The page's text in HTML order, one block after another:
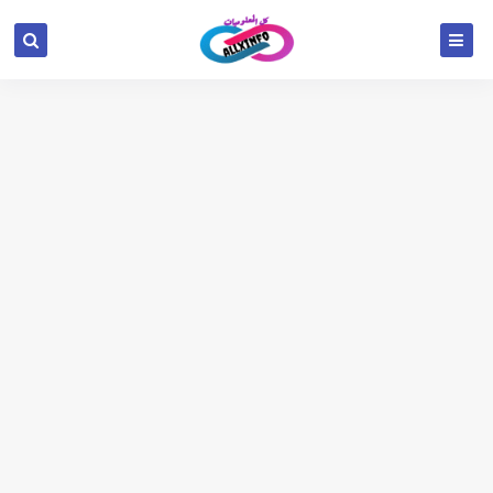
google.com, pub-6654709521456670, DIRECT,
f08c47fec0942fa0